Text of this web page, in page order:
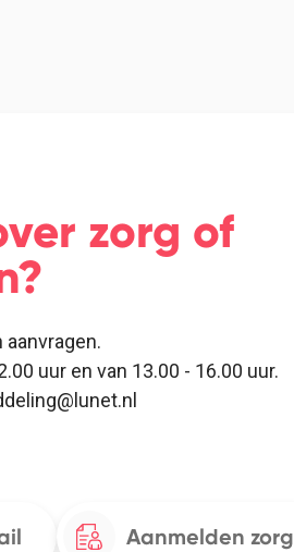
zorg of
uur en van 13.00 - 16.00 uur.
Aanmelden zorg